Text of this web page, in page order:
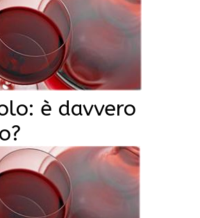
è davvero